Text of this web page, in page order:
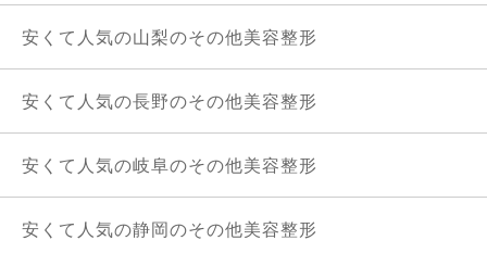
安くて人気の山梨のその他美容整形
安くて人気の長野のその他美容整形
安くて人気の岐阜のその他美容整形
安くて人気の静岡のその他美容整形